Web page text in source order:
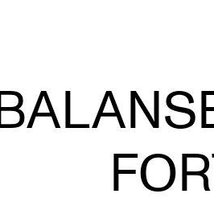
Salane våre